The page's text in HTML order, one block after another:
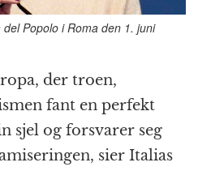
Popolo i Roma den 1. juni
der troen,
fant en perfekt
sjel og forsvarer seg
sier Italias